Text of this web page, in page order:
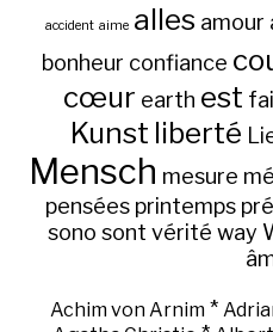
accident aime alles amour
bonheur confiance
cœur earth est
Kunst liberté
Mensch mesure
pensées printemps
sono sont vérité way
Achim von Arnim *